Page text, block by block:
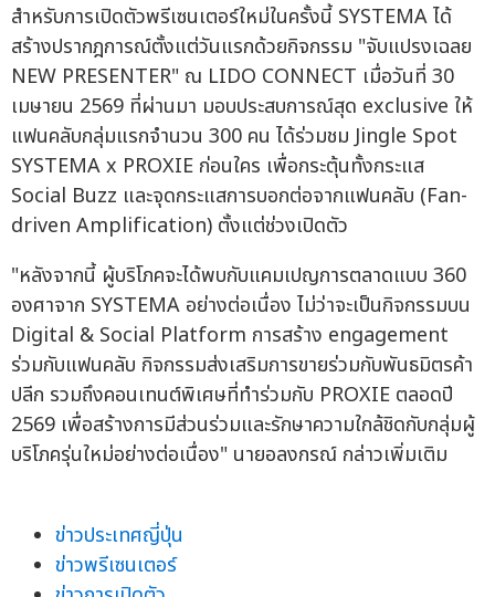
สำหรับการเปิดตัวพรีเซนเตอร์ใหม่ในครั้งนี้ SYSTEMA ได้
สร้างปรากฎการณ์ตั้งแต่วันแรกด้วยกิจกรรม "จับแปรงเฉลย
NEW PRESENTER" ณ LIDO CONNECT เมื่อวันที่ 30
เมษายน 2569 ที่ผ่านมา มอบประสบการณ์สุด exclusive ให้
แฟนคลับกลุ่มแรกจำนวน 300 คน ได้ร่วมชม Jingle Spot
SYSTEMA x PROXIE ก่อนใคร เพื่อกระตุ้นทั้งกระแส
Social Buzz และจุดกระแสการบอกต่อจากแฟนคลับ (Fan-
driven Amplification) ตั้งแต่ช่วงเปิดตัว
"หลังจากนี้ ผู้บริโภคจะได้พบกับแคมเปญการตลาดแบบ 360
องศาจาก SYSTEMA อย่างต่อเนื่อง ไม่ว่าจะเป็นกิจกรรมบน
Digital & Social Platform การสร้าง engagement
ร่วมกับแฟนคลับ กิจกรรมส่งเสริมการขายร่วมกับพันธมิตรค้า
ปลีก รวมถึงคอนเทนต์พิเศษที่ทำร่วมกับ PROXIE ตลอดปี
2569 เพื่อสร้างการมีส่วนร่วมและรักษาความใกล้ชิดกับกลุ่มผู้
บริโภครุ่นใหม่อย่างต่อเนื่อง" นายอลงกรณ์ กล่าวเพิ่มเติม
ข่าวประเทศญี่ปุ่น
ข่าวพรีเซนเตอร์